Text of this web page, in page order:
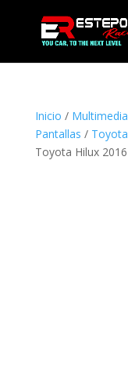
Inicio / Multimedia
Pantallas / Toyota
Toyota Hilux 2016